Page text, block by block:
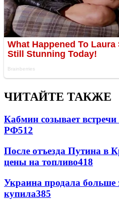
ЧИТАЙТЕ ТАКЖЕ
Кабмин созывает встречи
РФ512
После отъезда Путина в
цены на топливо418
Украина продала больше
купила385